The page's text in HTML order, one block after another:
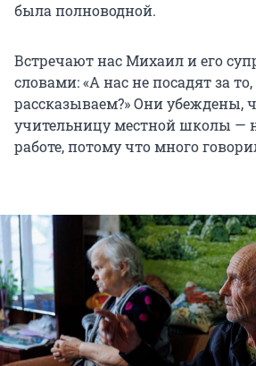
была полноводной.
Встречают нас Михаил и его
словами: «А нас не посадят за
рассказываем?» Они убеждены,
учительницу местной школы —
работе, потому что много